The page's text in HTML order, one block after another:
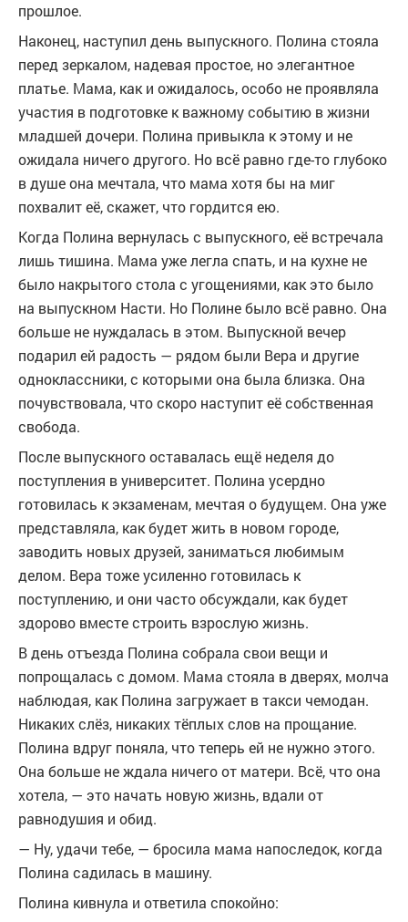
прошлое.
Наконец, наступил день выпускного. Полина стояла
перед зеркалом, надевая простое, но элегантное
платье. Мама, как и ожидалось, особо не проявляла
участия в подготовке к важному событию в жизни
младшей дочери. Полина привыкла к этому и не
ожидала ничего другого. Но всё равно где-то глубоко
в душе она мечтала, что мама хотя бы на миг
похвалит её, скажет, что гордится ею.
Когда Полина вернулась с выпускного, её встречала
лишь тишина. Мама уже легла спать, и на кухне не
было накрытого стола с угощениями, как это было
на выпускном Насти. Но Полине было всё равно. Она
больше не нуждалась в этом. Выпускной вечер
подарил ей радость — рядом были Вера и другие
одноклассники, с которыми она была близка. Она
почувствовала, что скоро наступит её собственная
свобода.
После выпускного оставалась ещё неделя до
поступления в университет. Полина усердно
готовилась к экзаменам, мечтая о будущем. Она уже
представляла, как будет жить в новом городе,
заводить новых друзей, заниматься любимым
делом. Вера тоже усиленно готовилась к
поступлению, и они часто обсуждали, как будет
здорово вместе строить взрослую жизнь.
В день отъезда Полина собрала свои вещи и
попрощалась с домом. Мама стояла в дверях, молча
наблюдая, как Полина загружает в такси чемодан.
Никаких слёз, никаких тёплых слов на прощание.
Полина вдруг поняла, что теперь ей не нужно этого.
Она больше не ждала ничего от матери. Всё, что она
хотела, — это начать новую жизнь, вдали от
равнодушия и обид.
— Ну, удачи тебе, — бросила мама напоследок, когда
Полина садилась в машину.
Полина кивнула и ответила спокойно: